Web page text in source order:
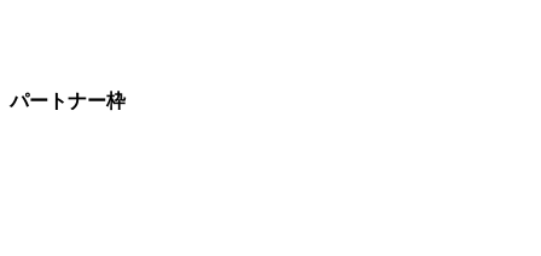
パートナー枠